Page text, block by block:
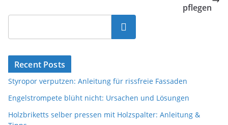
pflegen
Suchen
Recent Posts
Styropor verputzen: Anleitung für rissfreie Fassaden
Engelstrompete blüht nicht: Ursachen und Lösungen
Holzbriketts selber pressen mit Holzspalter: Anleitung &